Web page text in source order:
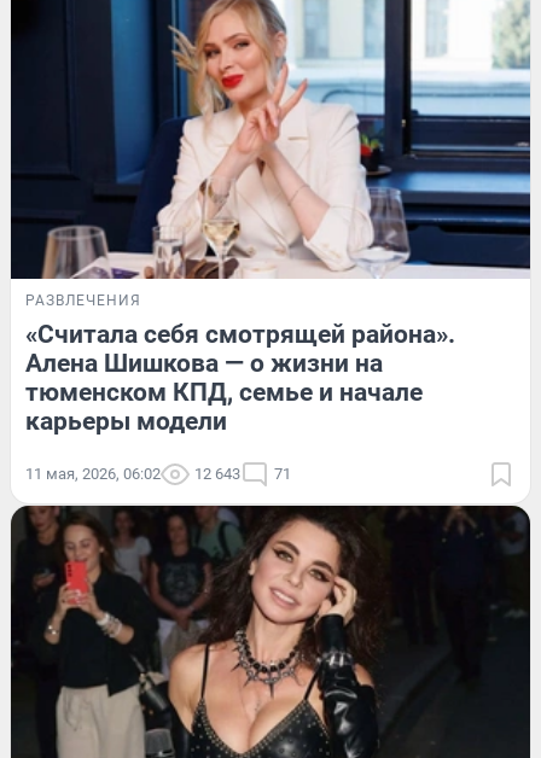
РАЗВЛЕЧЕНИЯ
«Считала себя смотрящей района».
Алена Шишкова — о жизни на
тюменском КПД, семье и начале
карьеры модели
11 мая, 2026, 06:02 12 643 71